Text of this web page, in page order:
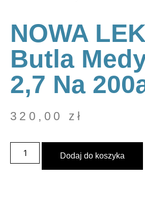
NOWA
Butla
2,7 Na
320,00 zł
Dodaj do koszyka